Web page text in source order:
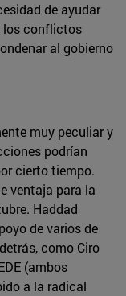
de ayudar
los conflictos
al gobierno
muy peculiar y
podrían
cierto tiempo.
ventaja para la
Haddad
de varios de
como Ciro
(ambos
a la radical